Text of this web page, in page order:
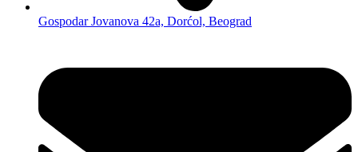
Gospodar Jovanova 42a, Dorćol, Beograd